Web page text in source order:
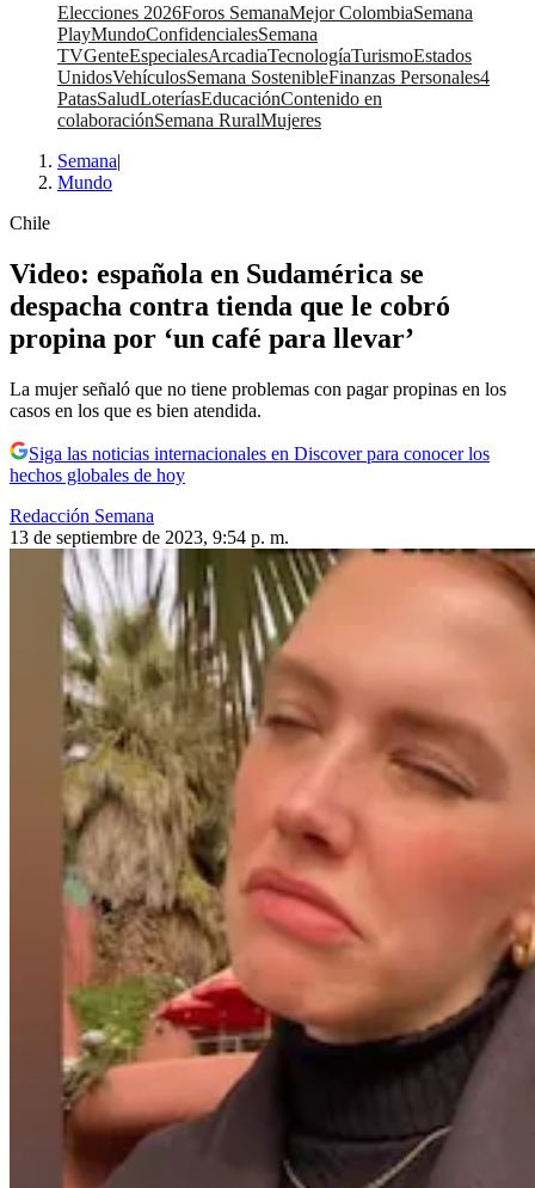
Elecciones 2026Foros SemanaMejor ColombiaSemana
PlayMundoConfidencialesSemana
TVGenteEspecialesArcadiaTecnologíaTurismoEstados
UnidosVehículosSemana SostenibleFinanzas Personales4
PatasSaludLoteríasEducaciónContenido en
colaboraciónSemana RuralMujeres
Semana|
Mundo
Chile
Video: española en Sudamérica se
despacha contra tienda que le cobró
propina por ‘un café para llevar’
La mujer señaló que no tiene problemas con pagar propinas en los
casos en los que es bien atendida.
Siga las noticias internacionales en Discover para conocer los
hechos globales de hoy
Redacción Semana
13 de septiembre de 2023, 9:54 p. m.